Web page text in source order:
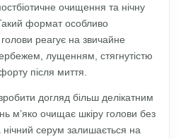
очищення та нічну
формат особливо
реагує на звичайне
лущенням, стягнутістю
після миття.
догляд більш делікатним
м’яко очищає шкіру голови без
нічний серум залишається на